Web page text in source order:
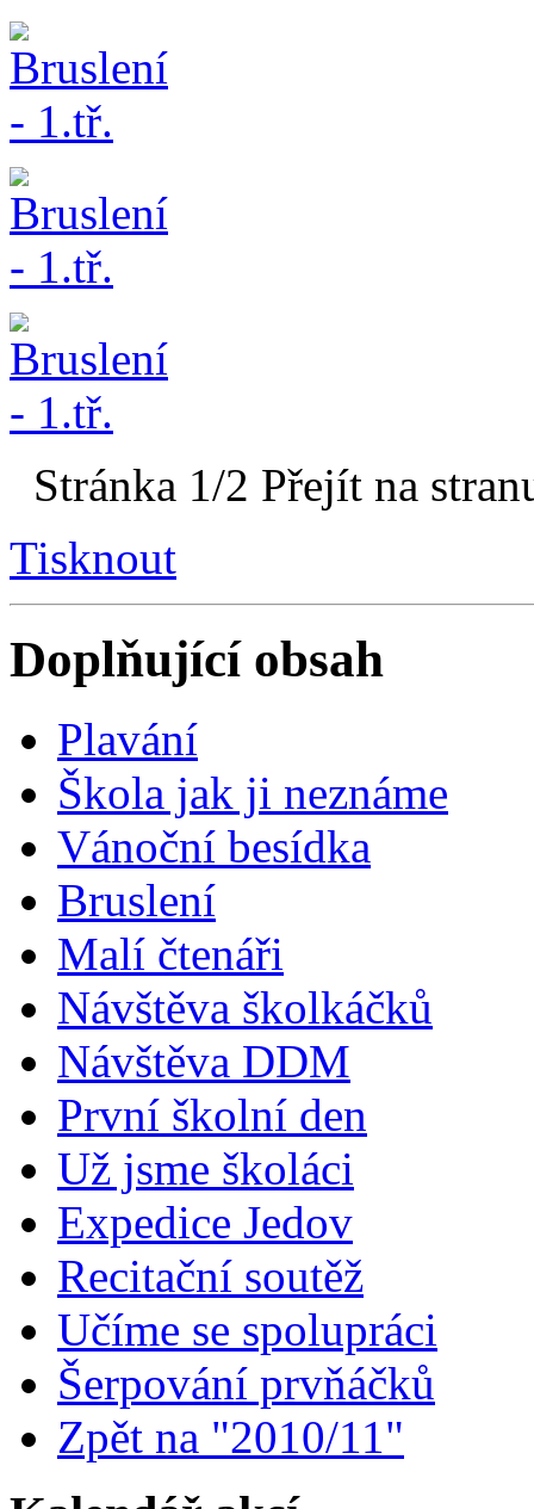
Stránka 1/2 Přejít na
Tisknout
Doplňující obsah
Plavání
Škola jak ji neznáme
Vánoční besídka
Bruslení
Malí čtenáři
Návštěva školkáčků
Návštěva DDM
První školní den
Už jsme školáci
Expedice Jedov
Recitační soutěž
Učíme se spolupráci
Šerpování prvňáčků
Zpět na "2010/11"